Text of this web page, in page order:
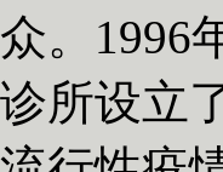
众。 1996
诊所设立